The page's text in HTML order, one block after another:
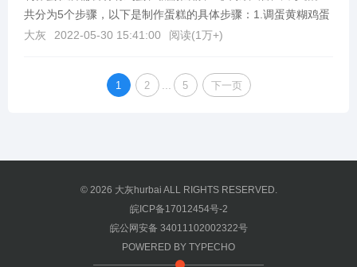
共分为5个步骤，以下是制作蛋糕的具体步骤：1.调蛋黄糊鸡蛋
蛋清、蛋黄分离，各自放到无油无水的容器中，蛋黄里...
大灰 2022-05-30 15:41:00 阅读(1万+)
1 2 5 下一页
© 2026 大灰hurbai ALL RIGHTS RESERVED.
皖ICP备17012454号-2
皖公网安备 34011102002322号
POWERED BY TYPECHO